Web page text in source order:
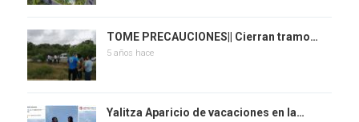
TOME PRECAUCIONES|| Cierran tramo…
5 años hace
Yalitza Aparicio de vacaciones en la…